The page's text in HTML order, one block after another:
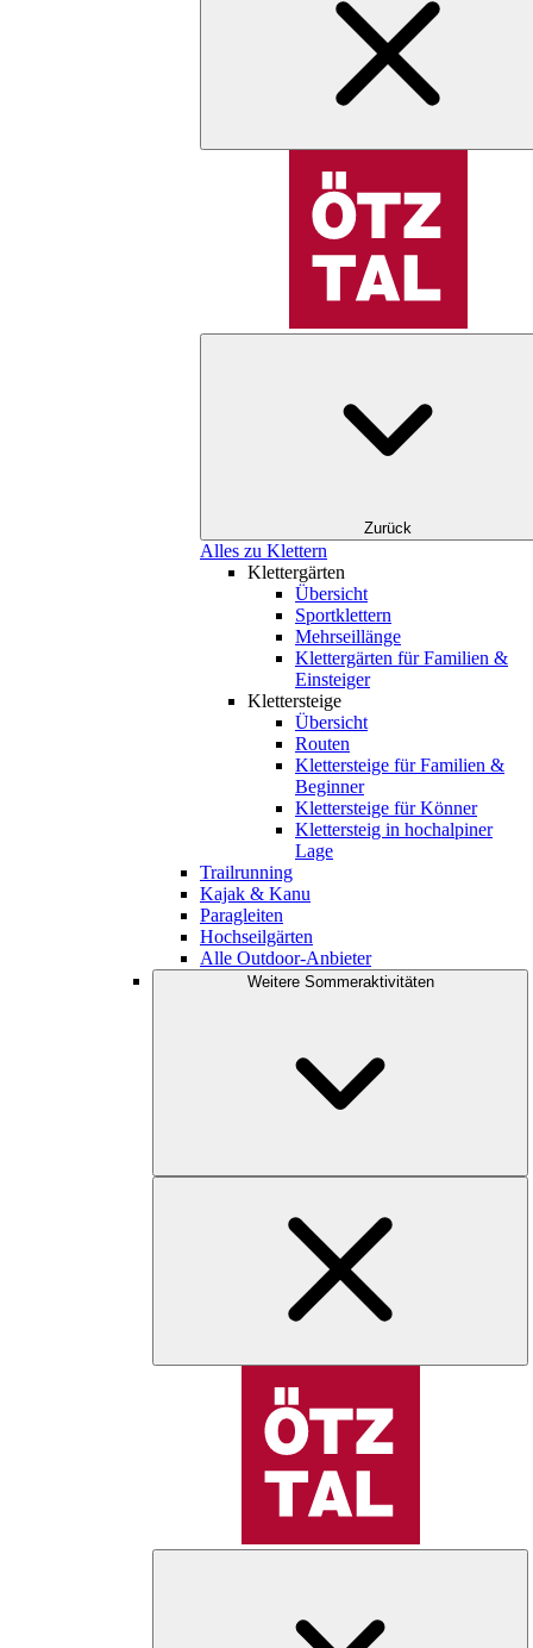
Zurück
Alles zu Klettern
Klettergärten
Übersicht
Sportklettern
Mehrseillänge
Klettergärten für Familien &
Einsteiger
Klettersteige
Übersicht
Routen
Klettersteige für Familien &
Beginner
Klettersteige für Könner
Klettersteig in hochalpiner
Lage
Trailrunning
Kajak & Kanu
Paragleiten
Hochseilgärten
Alle Outdoor-Anbieter
Weitere Sommeraktivitäten